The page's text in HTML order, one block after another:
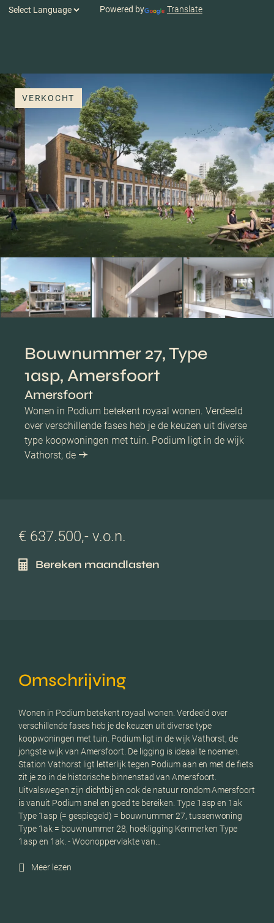
Powered by Translate
VERKOCHT
Bouwnummer 27, Type
1asp, Amersfoort
Amersfoort
Wonen in Podium betekent royaal wonen. Verdeeld
over verschillende fases heb je de keuzen uit diverse
type koopwoningen met tuin. Podium ligt in de wijk
Vathorst, de
€ 637.500,- v.o.n.
Bereken maandlasten
Omschrijving
Wonen in Podium betekent royaal wonen. Verdeeld over
verschillende fases heb je de keuzen uit diverse type
koopwoningen met tuin. Podium ligt in de wijk Vathorst, de
jongste wijk van Amersfoort. De ligging is ideaal te noemen.
Station Vathorst ligt letterlijk tegen Podium aan en met de fiets
zit je zo in de historische binnenstad van Amersfoort.
Uitvalswegen zijn dichtbij en ook de natuur rondom Amersfoort
is vanuit Podium snel en goed te bereiken. Type 1asp en 1ak
Type 1asp (= gespiegeld) = bouwnummer 27, tussenwoning
Type 1ak = bouwnummer 28, hoekligging Kenmerken Type
1asp en 1ak. - Woonoppervlakte van…
Meer lezen